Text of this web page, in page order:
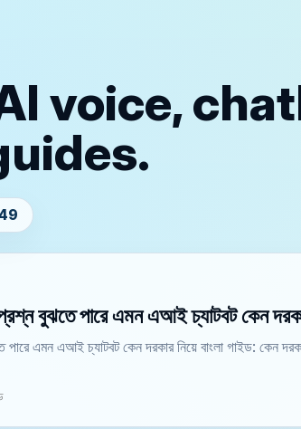
voice,
বুঝতে পারে এমন এআই চ্যাটবট কেন
এমন এআই চ্যাটবট কেন দরকার নিয়ে বাংলা গাইড: কেন